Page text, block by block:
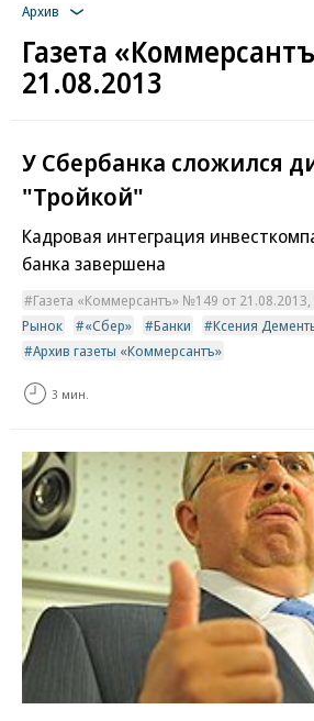
Архив
Газета
21.08.2013
У Сбербанка сложился
"Тройкой"
Кадровая интеграция
банка завершена
Газета «Коммерсантъ» №149 от 21.08.2013,
Рынок
«Сбер» Банки Ксения
Архив газеты «Коммерсантъ»
3 мин.